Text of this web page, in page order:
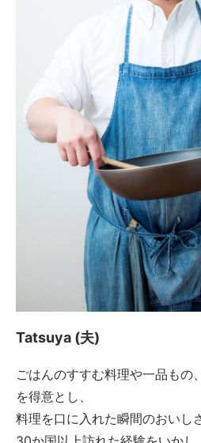
Tatsuya (夫)
ごはんのすすむ料理や一品もの
を得意とし、
料理を口に入れた瞬間のおいし